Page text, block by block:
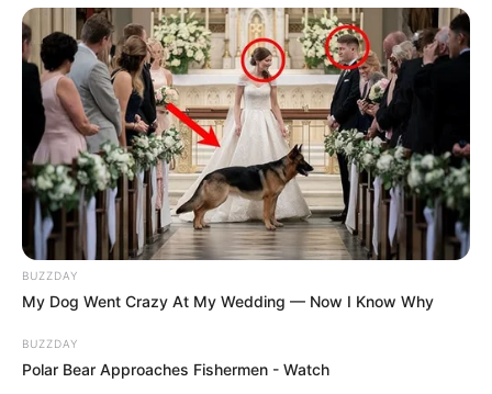
Depois de aplicada, seca em cerca de 30 minutos
e forma uma liga resistente e com alta
capacidade adesiva. Esse adesivo permite o
reposicionamento de outros materiais por várias
vezes seguidas.
Vantagens
Forma uma película transparente e
duradoura.
É à prova d’água e não amarela com o tempo.
BUZZDAY
My Dog Went Crazy At My Wedding — Now I Know Why
BUZZDAY
Polar Bear Approaches Fishermen - Watch